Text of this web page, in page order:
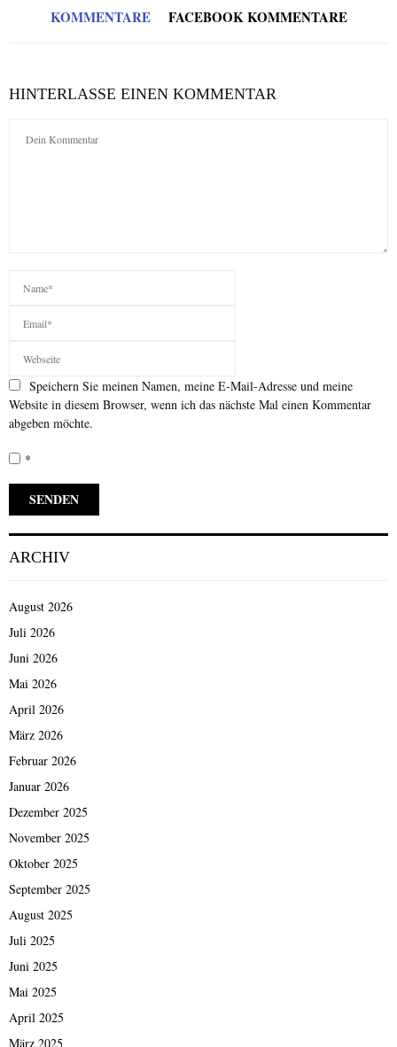
KOMMENTARE FACEBOOK KOMMENTARE
HINTERLASSE EINEN KOMMENTAR
Speichern Sie meinen Namen, meine E-Mail-Adresse und meine
Website in diesem Browser, wenn ich das nächste Mal einen Kommentar
abgeben möchte.
*
ARCHIV
August 2026
Juli 2026
Juni 2026
Mai 2026
April 2026
März 2026
Februar 2026
Januar 2026
Dezember 2025
November 2025
Oktober 2025
September 2025
August 2025
Juli 2025
Juni 2025
Mai 2025
April 2025
März 2025